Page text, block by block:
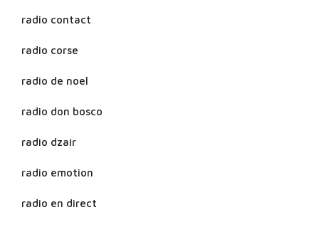
radio contact
radio corse
radio de noel
radio don bosco
radio dzair
radio emotion
radio en direct